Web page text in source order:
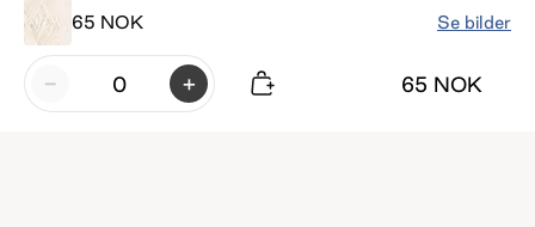
65 NOK Se bilder
- + 65 NOK